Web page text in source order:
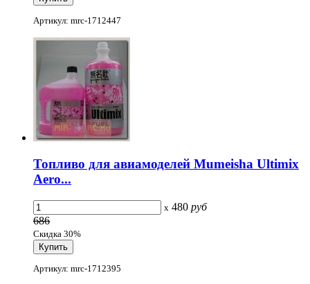
Артикул: mrc-1712447
Топливо для авиамоделей Mumeisha Ultimix
Aero...
x 480 руб
686
Скидка 30%
Артикул: mrc-1712395